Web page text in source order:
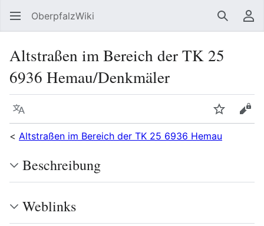
OberpfalzWiki Suchen
Altstraßen im Bereich der TK 25
6936 Hemau/Denkmäler
Sprache
< Altstraßen im Bereich der TK 25 6936 Hemau
Beschreibung
Weblinks